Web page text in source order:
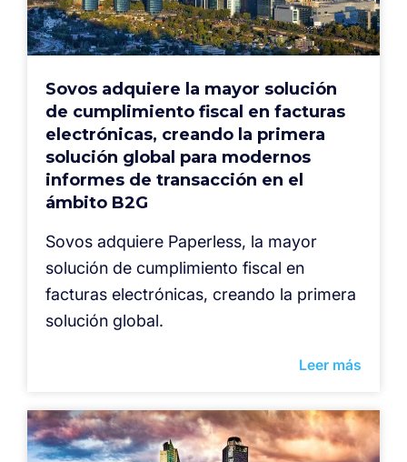
Sovos adquiere la mayor solución
de cumplimiento fiscal en facturas
electrónicas, creando la primera
solución global para modernos
informes de transacción en el
ámbito B2G
Sovos adquiere Paperless, la mayor
solución de cumplimiento fiscal en
facturas electrónicas, creando la primera
solución global.
Leer más